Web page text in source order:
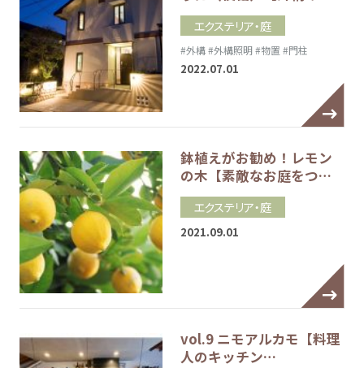
エクステリア・庭
#外構#外構照明 #物置 #門柱
2022.07.01
鉢植えがお勧め！レモン
の木【素敵なお庭をつ…
エクステリア・庭
2021.09.01
vol.9 ニモアルカモ【料理
人のキッチン…